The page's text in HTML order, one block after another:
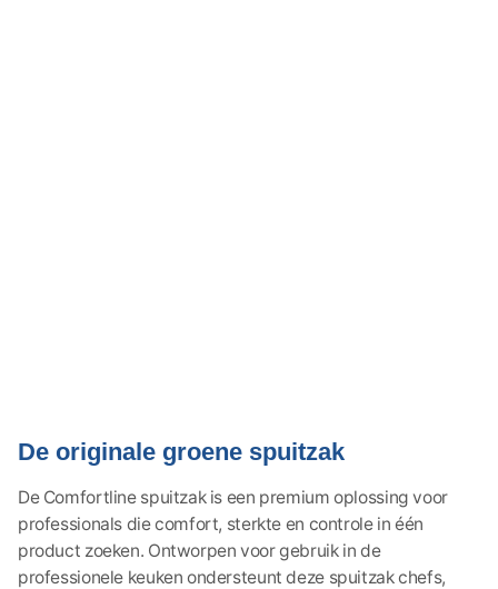
De originale groene spuitzak
De Comfortline spuitzak is een premium oplossing voor
professionals die comfort, sterkte en controle in één
product zoeken. Ontworpen voor gebruik in de
professionele keuken ondersteunt deze spuitzak chefs,